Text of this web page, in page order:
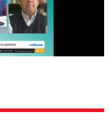
Enviar comentario